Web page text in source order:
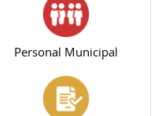
Personal Municipal